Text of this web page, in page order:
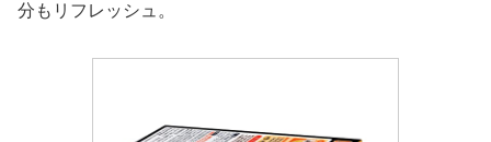
分もリフレッシュ。